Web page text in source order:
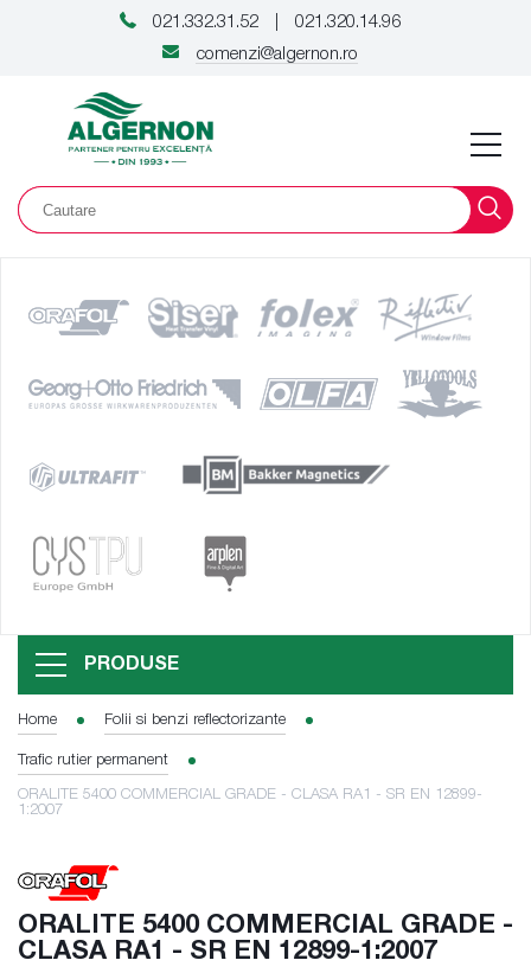
021.332.31.52
021.320.14.96
comenzi@algernon.ro
PRODUSE
Home Folii si benzi reflectorizante
Trafic rutier permanent
ORALITE 5400 COMMERCIAL GRADE - CLASA RA1 - SR EN 12899-
1:2007
ORALITE 5400 COMMERCIAL GRADE -
CLASA RA1 - SR EN 12899-1:2007